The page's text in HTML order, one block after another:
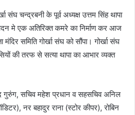
संघ चन्द्रबनी के पूर्व अध्यक्ष उत्तम सिंह थापा
सदन मे एक अतिरिक्त कमरे का निर्माण कर आज
मंदिर समिति गोर्खा संघ को सौंपा। गोर्खा संघ
की तरफ से सत्या थापा का आभार व्यक्त
गुरुंग, सचिव महेश प्रधान व सहसचिव अनिल
नर बहादुर राना (स्टोर कीपर), रोबिन